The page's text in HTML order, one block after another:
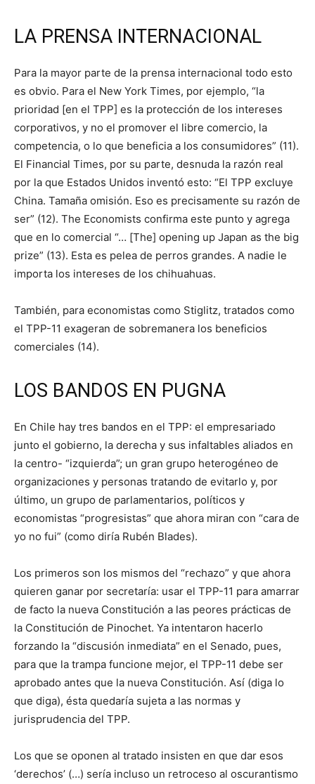
LA PRENSA INTERNACIONAL
Para la mayor parte de la prensa internacional todo esto
es obvio. Para el New York Times, por ejemplo, “la
prioridad [en el TPP] es la protección de los intereses
corporativos, y no el promover el libre comercio, la
competencia, o lo que beneficia a los consumidores” (11).
El Financial Times, por su parte, desnuda la razón real
por la que Estados Unidos inventó esto: “El TPP excluye
China. Tamaña omisión. Eso es precisamente su razón de
ser” (12). The Economists confirma este punto y agrega
que en lo comercial “… [The] opening up Japan as the big
prize” (13). Esta es pelea de perros grandes. A nadie le
importa los intereses de los chihuahuas.
También, para economistas como Stiglitz, tratados como
el TPP-11 exageran de sobremanera los beneficios
comerciales (14).
LOS BANDOS EN PUGNA
En Chile hay tres bandos en el TPP: el empresariado
junto el gobierno, la derecha y sus infaltables aliados en
la centro- “izquierda”; un gran grupo heterogéneo de
organizaciones y personas tratando de evitarlo y, por
último, un grupo de parlamentarios, políticos y
economistas “progresistas” que ahora miran con “cara de
yo no fui” (como diría Rubén Blades).
Los primeros son los mismos del “rechazo” y que ahora
quieren ganar por secretaría: usar el TPP-11 para amarrar
de facto la nueva Constitución a las peores prácticas de
la Constitución de Pinochet. Ya intentaron hacerlo
forzando la “discusión inmediata” en el Senado, pues,
para que la trampa funcione mejor, el TPP-11 debe ser
aprobado antes que la nueva Constitución. Así (diga lo
que diga), ésta quedaría sujeta a las normas y
jurisprudencia del TPP.
Los que se oponen al tratado insisten en que dar esos
‘derechos’ (…) sería incluso un retroceso al oscurantismo